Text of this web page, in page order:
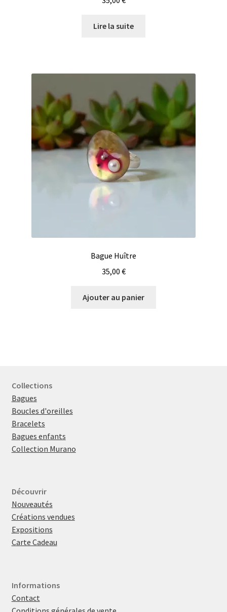
Lire la suite
Bague Huître
35,00 €
Ajouter au panier
Collections
Bagues
Boucles d'oreilles
Bracelets
Bagues enfants
Collection Murano
Découvrir
Nouveautés
Créations vendues
Expositions
Carte Cadeau
Informations
Contact